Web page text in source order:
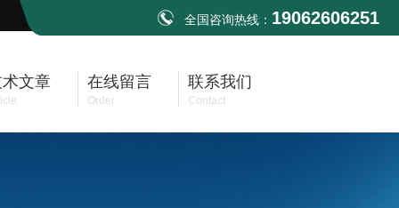
全国咨询热线： 19062606251
文章 在线留言
Order
联系我们
Contact